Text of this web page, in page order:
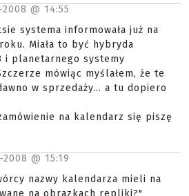
2008 @ 14:55
systema informowała już na
Miała to być hybryda
i planetarnego systemy
mówiąc myślałem, że te
w sprzedaży... a tu dopiero
na kalendarz się piszę
2008 @ 15:19
nazwy kalendarza mieli na